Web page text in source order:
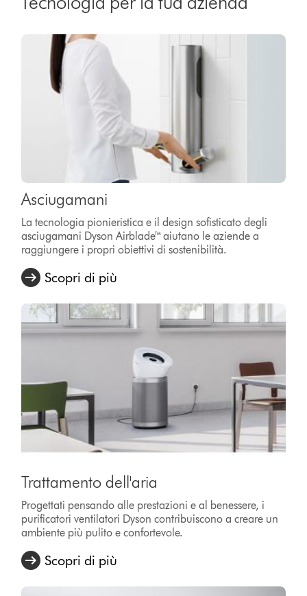
Asciugamani
La tecnologia pionieristica e il design sofisticato degli
asciugamani Dyson Airblade™ aiutano le aziende a
raggiungere i propri obiettivi di sostenibilità.
Scopri di più
Trattamento dell'aria
Progettati pensando alle prestazioni e al benessere, i
purificatori ventilatori Dyson contribuiscono a creare un
ambiente più pulito e confortevole.
Scopri di più